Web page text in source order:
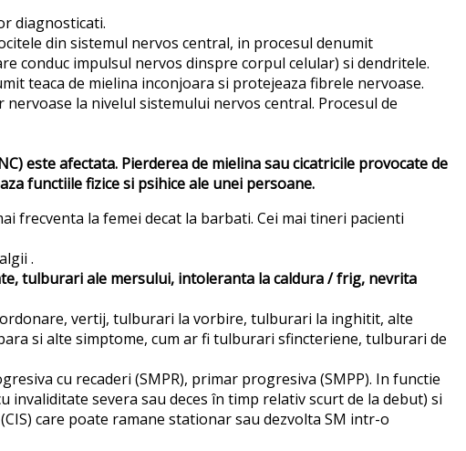
diagnosticati.
din sistemul nervos central, in procesul denumit
conduc impulsul nervos dinspre corpul celular) si dendritele.
teaca de mielina inconjoara si protejeaza fibrele nervoase.
la nivelul sistemului nervos central. Procesul de
este afectata. Pierderea de mielina sau cicatricile provocate de
functiile fizice si psihice ale unei persoane.
frecventa la femei decat la barbati. Cei mai tineri pacienti
.
tulburari ale mersului, intoleranta la caldura / frig, nevrita
vertij, tulburari la vorbire, tulburari la inghitit, alte
si alte simptome, cum ar fi tulburari sfincteriene, tulburari de
cu recaderi (SMPR), primar progresiva (SMPP). In functie
severa sau deces în timp relativ scurt de la debut) si
care poate ramane stationar sau dezvolta SM intr-o